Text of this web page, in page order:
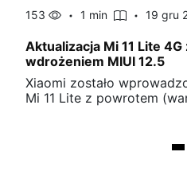
153 1 min 19 gru
Aktualizacja Mi 11 Lite
wdrożeniem MIUI 12.5
Xiaomi zostało
Mi 11 Lite z powrotem